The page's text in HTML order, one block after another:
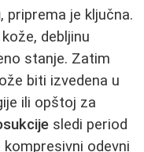
, priprema je ključna.
debljinu
stanje. Zatim
biti izvedena u
ili opštoj za
sledi period
odevni